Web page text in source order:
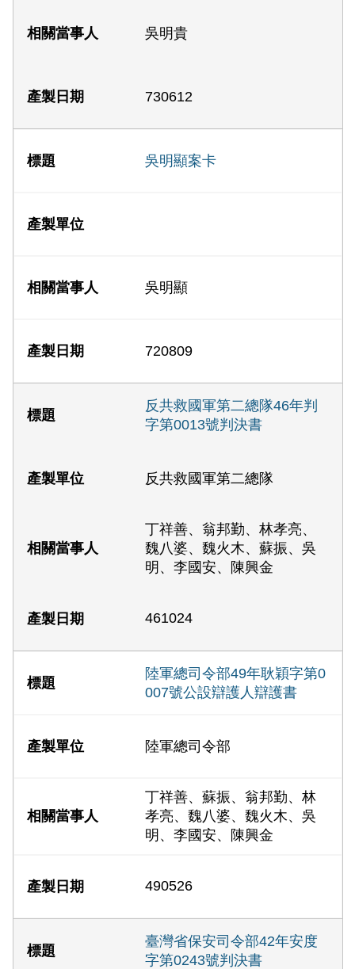
吳明貴
730612
吳明顯案卡
吳明顯
720809
反共救國軍第二總隊46年判
字第0013號判決書
反共救國軍第二總隊
丁祥善、翁邦勤、林孝亮、
魏八婆、魏火木、蘇振、吳
明、李國安、陳興金
461024
陸軍總司令部49年耿穎字第0
007號公設辯護人辯護書
陸軍總司令部
丁祥善、蘇振、翁邦勤、林
孝亮、魏八婆、魏火木、吳
明、李國安、陳興金
490526
臺灣省保安司令部42年安度
字第0243號判決書